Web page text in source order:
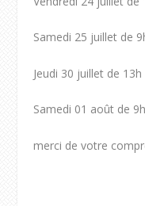
Samedi 25 juillet de
Jeudi 30 juillet de 13h
Samedi 01 août de
merci de votre